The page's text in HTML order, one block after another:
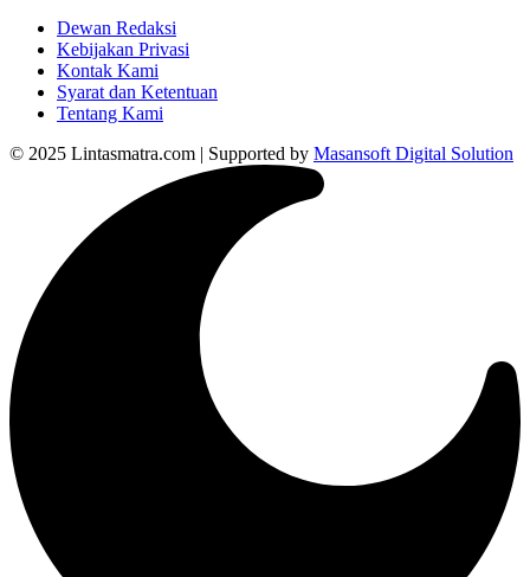
Dewan Redaksi
Kebijakan Privasi
Kontak Kami
Syarat dan Ketentuan
Tentang Kami
© 2025 Lintasmatra.com | Supported by Masansoft Digital Solution